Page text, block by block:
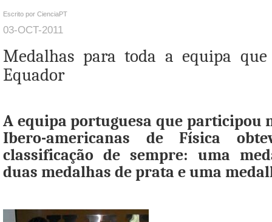
Escrito por CienciaPT
03-OCT-2011
Medalhas para toda a equipa
Equador
A equipa portuguesa que participou
Ibero-americanas de Física
classificação de sempre: uma
duas medalhas de prata e uma